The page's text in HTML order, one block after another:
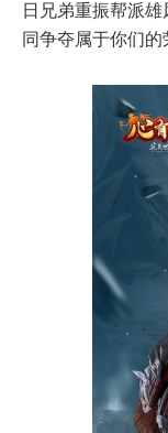
日兄弟重振帮派
同争夺属于你们的